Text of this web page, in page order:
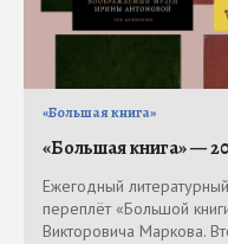
«Большая книга»
«Большая книга» —
Ежегодный
переплёт «Большой
Викторовича Маркова.